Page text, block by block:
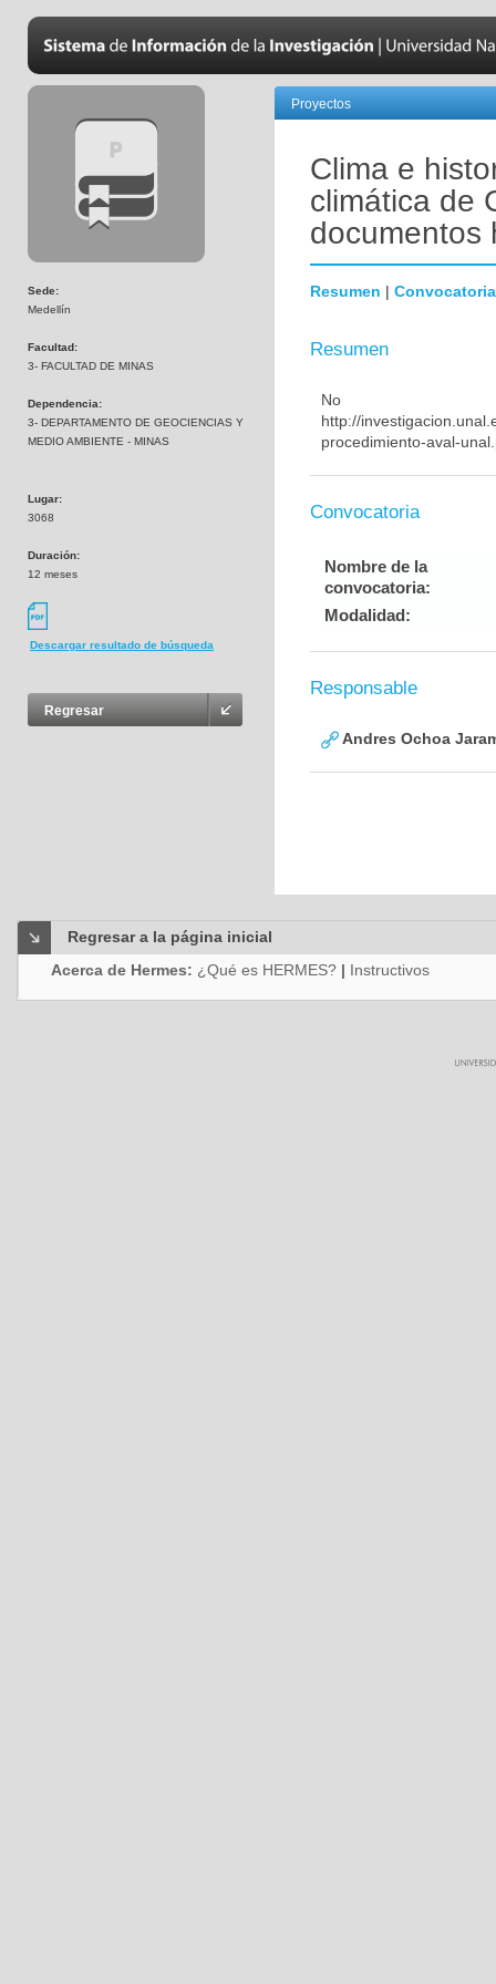
Sede:
Medellín
Facultad:
3- FACULTAD DE MINAS
Dependencia:
3- DEPARTAMENTO DE GEOCIENCIAS Y
MEDIO AMBIENTE - MINAS
Lugar:
3068
Duración:
12 meses
Descargar resultado de búsqueda
Regresar
Proyectos
Clima e
climática de
documentos
Resumen | Convocatoria
Resumen
http://
procedimiento-aval-
Convocatoria
Nombre de la
convocatoria:
Modalidad:
Responsable
Andres Ochoa
Regresar a la página inicial
Acerca de Hermes: ¿Qué es HERMES? | Instructivos